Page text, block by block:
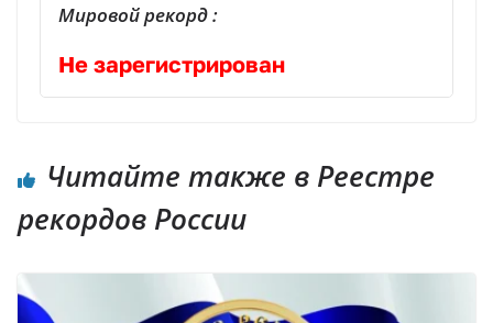
Мировой рекорд :
Не зарегистрирован
Читайте также в Реестре
рекордов России